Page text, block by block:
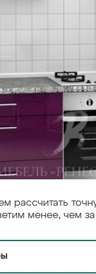
рассчитать
менее, чем